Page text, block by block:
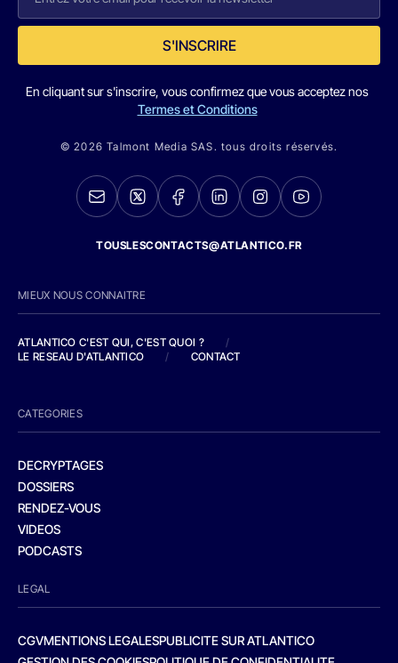
S'INSCRIRE
En cliquant sur s'inscrire, vous confirmez que vous acceptez nos
Termes et Conditions
© 2026 Talmont Media SAS. tous droits réservés.
TOUSLESCONTACTS@ATLANTICO.FR
MIEUX NOUS CONNAITRE
ATLANTICO C'EST QUI, C'EST QUOI ?
/
LE RESEAU D'ATLANTICO
/ CONTACT
CATEGORIES
DECRYPTAGES
DOSSIERS
RENDEZ-VOUS
VIDEOS
PODCASTS
LEGAL
CGVMENTIONS LEGALESPUBLICITE SUR ATLANTICO